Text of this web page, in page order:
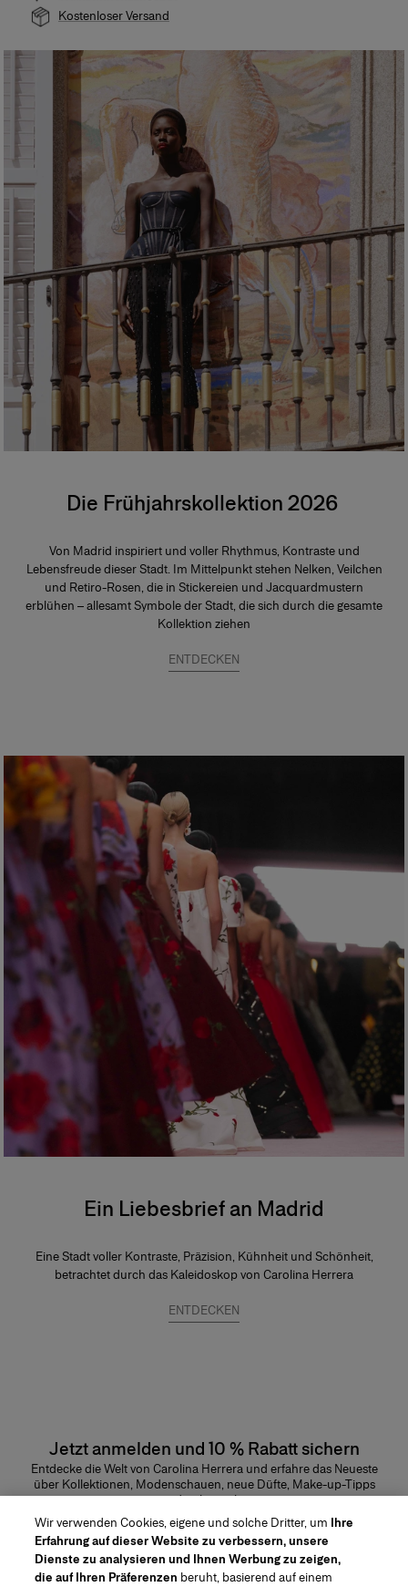
Kostenloser Versand
Die Frühjahrskollektion 2026
Von Madrid inspiriert und voller Rhythmus, Kontraste und
Lebensfreude dieser Stadt. Im Mittelpunkt stehen Nelken, Veilchen
und Retiro-Rosen, die in Stickereien und Jacquardmustern
erblühen – allesamt Symbole der Stadt, die sich durch die gesamte
Kollektion ziehen
ENTDECKEN
Ein Liebesbrief an Madrid
Eine Stadt voller Kontraste, Präzision, Kühnheit und Schönheit,
betrachtet durch das Kaleidoskop von Carolina Herrera
ENTDECKEN
Jetzt anmelden und 10 % Rabatt sichern
Entdecke die Welt von Carolina Herrera und erfahre das Neueste
über Kollektionen, Modenschauen, neue Düfte, Make-up-Tipps
und vieles mehr.
E-Mail-Adresse
Wir verwenden Cookies, eigene und solche Dritter, um Ihre
Erfahrung auf dieser Website zu verbessern, unsere
Dienste zu analysieren und Ihnen Werbung zu zeigen,
die auf Ihren Präferenzen beruht, basierend auf einem